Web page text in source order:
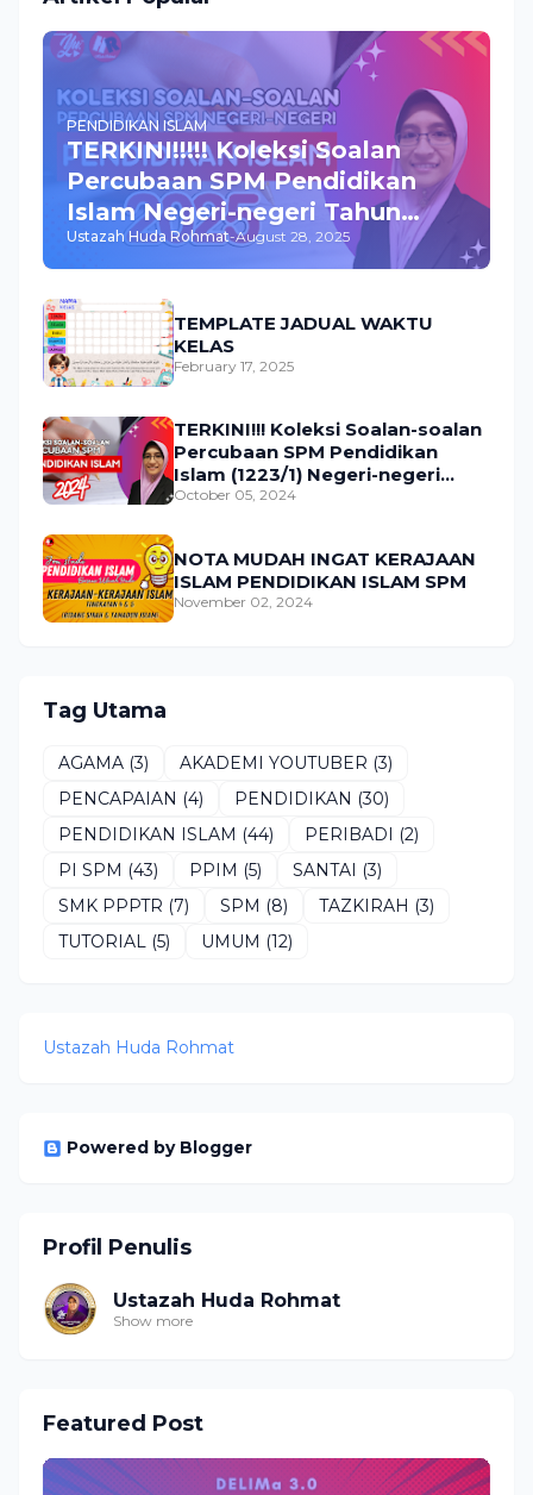
PENDIDIKAN ISLAM
TERKINI!!!!! Koleksi Soalan
Percubaan SPM Pendidikan
Islam Negeri-negeri Tahun
2025
Ustazah Huda Rohmat-August 28, 2025
TEMPLATE JADUAL WAKTU
KELAS
February 17, 2025
TERKINI!!! Koleksi Soalan-soalan
Percubaan SPM Pendidikan
Islam (1223/1) Negeri-negeri
Tahun 2024
October 05, 2024
NOTA MUDAH INGAT KERAJAAN
ISLAM PENDIDIKAN ISLAM SPM
November 02, 2024
Tag Utama
AGAMA (3) AKADEMI YOUTUBER (3)
PENCAPAIAN (4) PENDIDIKAN (30)
PENDIDIKAN ISLAM (44) PERIBADI (2)
PI SPM (43) PPIM (5) SANTAI (3)
SMK PPPTR (7) SPM (8) TAZKIRAH (3)
TUTORIAL
(5) UMUM (12)
Ustazah Huda Rohmat
Powered by Blogger
Profil Penulis
Ustazah Huda Rohmat
Show more
Featured Post